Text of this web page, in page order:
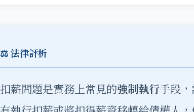
⚖️ 法律評析
扣薪問題是實務上常見的強制執行手段